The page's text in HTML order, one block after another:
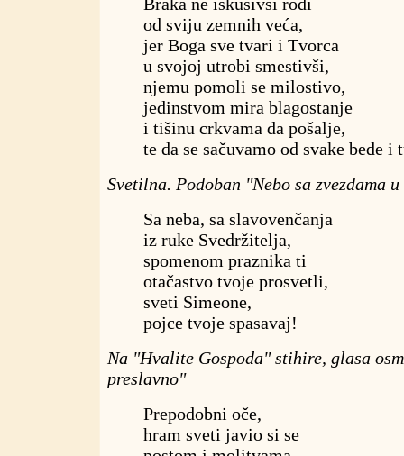
od sviju zemnih veća,
jer Boga sve tvari i Tvorca
u svojoj utrobi smestivši,
njemu pomoli se milostivo,
jedinstvom mira blagostanje
i tišinu crkvama da pošalje,
te da se sačuvamo od svake bede i
Svetilna. Podoban "Nebo sa zvezdama
Sa neba, sa slavovenčanja
iz ruke Svedržitelja,
spomenom praznika ti
otačastvo tvoje prosvetli,
sveti Simeone,
pojce tvoje spasavaj!
Na "Hvalite Gospoda" stihire, glasa
preslavno"
Prepodobni oče,
hram sveti javio si se